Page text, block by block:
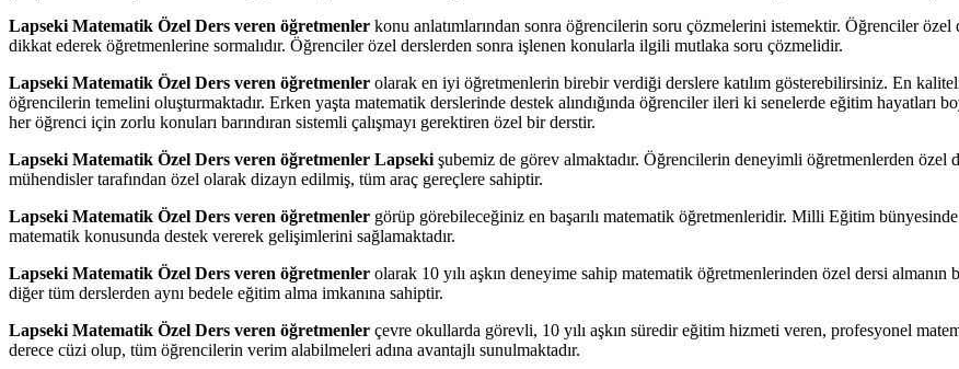
Lapseki Matematik Özel Ders veren öğretmenler konu anlatımlarından sonra öğrencilerin soru çözmelerini istemektir. Öğrenciler
dikkat ederek öğretmenlerine sormalıdır. Öğrenciler özel derslerden sonra işlenen konularla ilgili mutlaka soru çözmelidir.
Lapseki Matematik Özel Ders veren öğretmenler olarak en iyi öğretmenlerin birebir verdiği derslere katılım gösterebilirsiniz. En
öğrencilerin temelini oluşturmaktadır. Erken yaşta matematik derslerinde destek alındığında öğrenciler ileri ki senelerde eğitim hayatları
her öğrenci için zorlu konuları barındıran sistemli çalışmayı gerektiren özel bir derstir.
Lapseki Matematik Özel Ders veren öğretmenler Lapseki şubemiz de görev almaktadır. Öğrencilerin deneyimli öğretmenlerden
mühendisler tarafından özel olarak dizayn edilmiş, tüm araç gereçlere sahiptir.
Lapseki Matematik Özel Ders veren öğretmenler görüp görebileceğiniz en başarılı matematik öğretmenleridir. Milli Eğitim
matematik konusunda destek vererek gelişimlerini sağlamaktadır.
Lapseki Matematik Özel Ders veren öğretmenler olarak 10 yılı aşkın deneyime sahip matematik öğretmenlerinden özel dersi
diğer tüm derslerden aynı bedele eğitim alma imkanına sahiptir.
Lapseki Matematik Özel Ders veren öğretmenler çevre okullarda görevli, 10 yılı aşkın süredir eğitim hizmeti veren, profesyonel
derece cüzi olup, tüm öğrencilerin verim alabilmeleri adına avantajlı sunulmaktadır.